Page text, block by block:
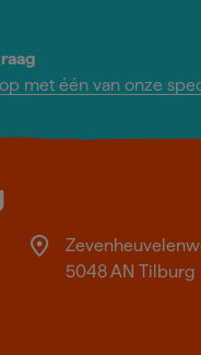
met één van onze
5048 AN Tilburg